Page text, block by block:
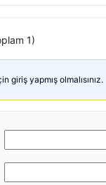
1)
giriş yapmış olmalısınız.